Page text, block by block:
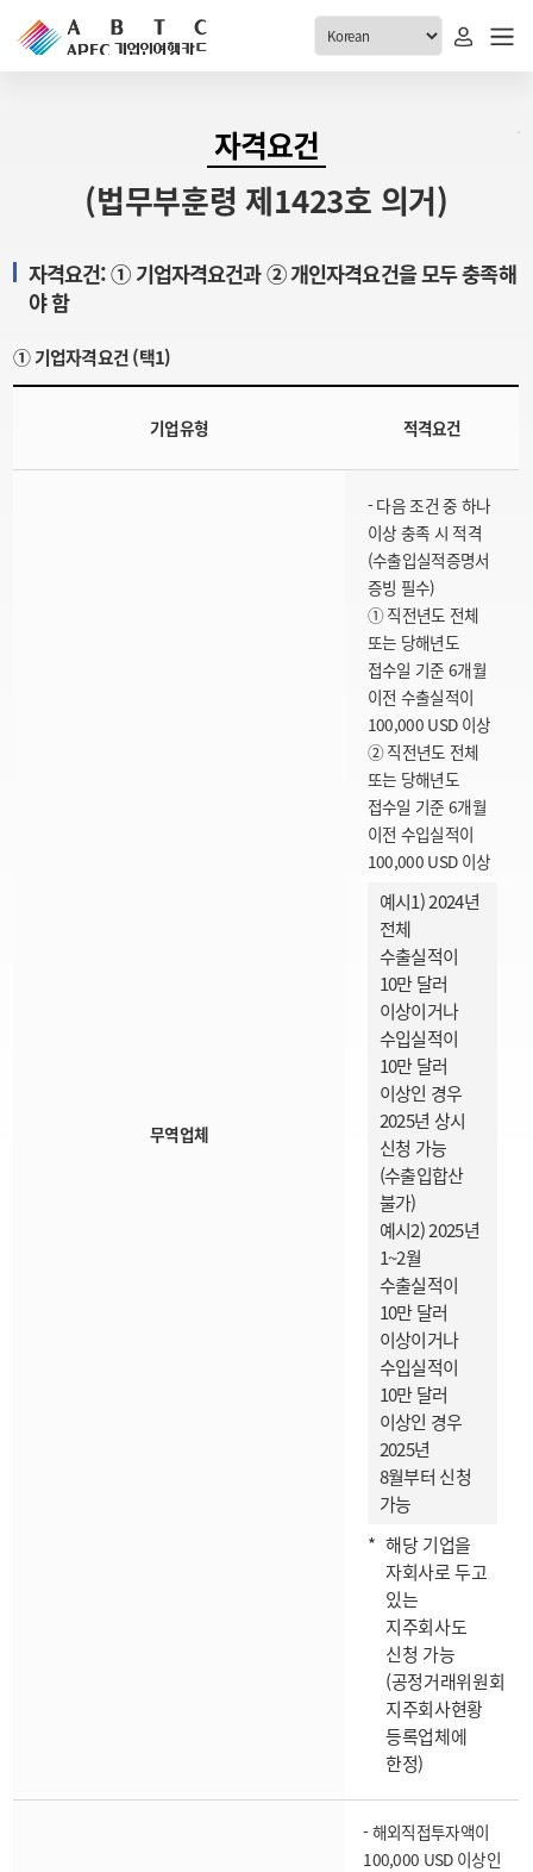
ABTC 전체메뉴
ABTC 제도 소개
발급 자격요건
재발급 안내
발급현황
자격요건
(법무부훈령 제1423호 의거)
자격요건: ① 기업자격요건과 ② 개인자격요건을 모두 충족해
야 함
① 기업자격요건 (택1)
기업유형 적격요건
무역업체
- 다음 조건 중 하나
이상 충족 시 적격
(수출입실적증명서
증빙 필수)
① 직전년도 전체
또는 당해년도
접수일 기준 6개월
이전 수출실적이
100,000 USD 이상
② 직전년도 전체
또는 당해년도
접수일 기준 6개월
이전 수입실적이
100,000 USD 이상
예시1) 2024년
전체
수출실적이
10만 달러
이상이거나
수입실적이
10만 달러
이상인 경우
2025년 상시
신청 가능
(수출입합산
불가)
예시2) 2025년
1~2월
수출실적이
10만 달러
이상이거나
수입실적이
10만 달러
이상인 경우
2025년
8월부터 신청
가능
해당 기업을
자회사로 두고
있는
지주회사도
신청 가능
(공정거래위원회
지주회사현황
등록업체에
한정)
- 해외직접투자액이
100,000 USD 이상인